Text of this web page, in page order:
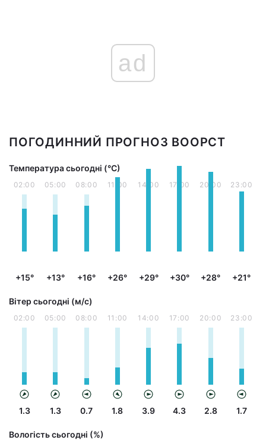
ad
ПОГОДИННИЙ ПРОГНОЗ ВООРСТ
Температура сьогодні (°С)
02:00
+15°
05:00
+13°
08:00
+16°
11:00
+26°
14:00
+29°
17:00
+30°
20:00
+28°
23:00
+21°
Вітер сьогодні (м/с)
02:00
1.3
05:00
1.3
08:00
0.7
11:00
1.8
14:00
3.9
17:00
4.3
20:00
2.8
23:00
1.7
Вологість сьогодні (%)